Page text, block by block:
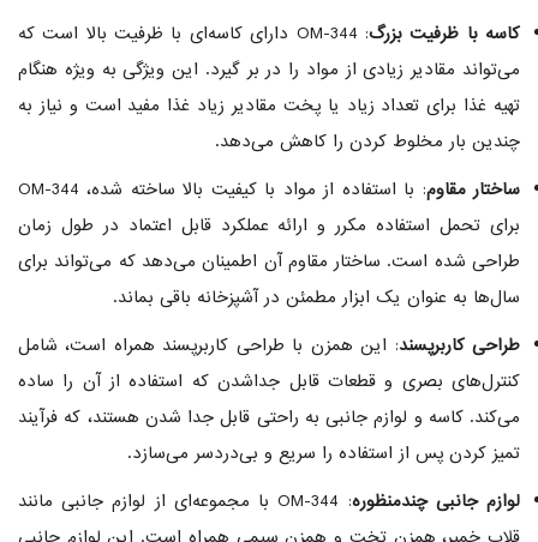
کاسه با ظرفیت بزرگ
: OM-344 دارای کاسه‌ای با ظرفیت بالا است که
می‌تواند مقادیر زیادی از مواد را در بر گیرد. این ویژگی به ویژه هنگام
تهیه غذا برای تعداد زیاد یا پخت مقادیر زیاد غذا مفید است و نیاز به
چندین بار مخلوط کردن را کاهش می‌دهد.
ساختار مقاوم
: با استفاده از مواد با کیفیت بالا ساخته شده، OM-344
برای تحمل استفاده مکرر و ارائه عملکرد قابل اعتماد در طول زمان
طراحی شده است. ساختار مقاوم آن اطمینان می‌دهد که می‌تواند برای
سال‌ها به عنوان یک ابزار مطمئن در آشپزخانه باقی بماند.
طراحی کاربرپسند: این همزن با طراحی کاربرپسند همراه است، شامل
کنترل‌های بصری و قطعات قابل جداشدن که استفاده از آن را ساده
می‌کند. کاسه و لوازم جانبی به راحتی قابل جدا شدن هستند، که فرآیند
تمیز کردن پس از استفاده را سریع و بی‌دردسر می‌سازد.
لوازم جانبی چندمنظوره
: OM-344 با مجموعه‌ای از لوازم جانبی مانند